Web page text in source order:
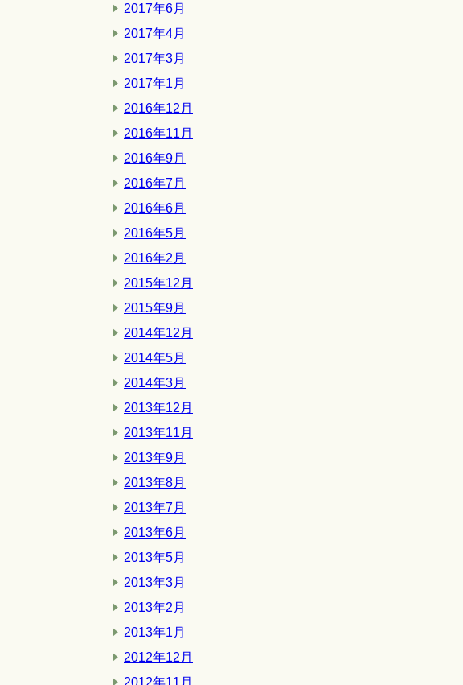
2017年6月
2017年4月
2017年3月
2017年1月
2016年12月
2016年11月
2016年9月
2016年7月
2016年6月
2016年5月
2016年2月
2015年12月
2015年9月
2014年12月
2014年5月
2014年3月
2013年12月
2013年11月
2013年9月
2013年8月
2013年7月
2013年6月
2013年5月
2013年3月
2013年2月
2013年1月
2012年12月
2012年11月